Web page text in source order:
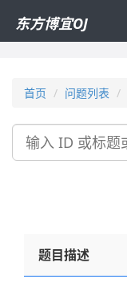
东方博宜OJ
首页 问题列表
搜
题目描述